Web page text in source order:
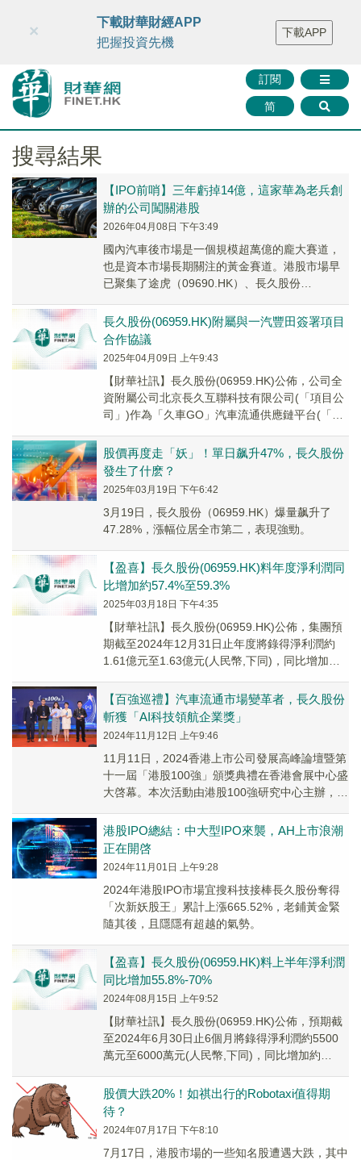
財華智庫網 FINTV FINMETA 財華證券 媒體矩陣
智庫沙龍
聯絡我們
訂閱
简
×
下載財華財經APP
把握投資先機
下載APP
搜尋結果
【IPO前哨】三年虧掉14億，這家華為老兵創
辦的公司闖關港股
2026年04月08日 下午3:49
國內汽車後市場是一個規模超萬億的龐大賽道，
也是資本市場長期關注的黃金賽道。港股市場早
已聚集了途虎（09690.HK）、長久股份
長久股份(06959.HK)附屬與一汽豐田簽署項目
合作協議
2025年04月09日 上午9:43
【財華社訊】長久股份(06959.HK)公佈，公司全
資附屬公司北京長久互聯科技有限公司(「項目公
司」)作為「久車GO」汽車流通供應鏈平台(「久
股價再度走「妖」！單日飙升47%，長久股份
發生了什麽？
2025年03月19日 下午6:42
3月19日，長久股份（06959.HK）爆量飙升了
47.28%，漲幅位居全市第二，表現強勁。
【盈喜】長久股份(06959.HK)料年度淨利潤同
比增加約57.4%至59.3%
2025年03月18日 下午4:35
【財華社訊】長久股份(06959.HK)公佈，集團預
期截至2024年12月31日止年度將錄得淨利潤約
1.61億元至1.63億元(人民幣,下同)，同比增加約
【百強巡禮】汽車流通市場變革者，長久股份
斬獲「AI科技領航企業獎」
2024年11月12日 上午9:46
11月11日，2024香港上市公司發展高峰論壇暨第
十一屆「港股100強」頒獎典禮在香港會展中心盛
大啓幕。本次活動由港股100強研究中心主辦，財
港股IPO總結：中大型IPO來襲，AH上市浪潮
正在開啓
2024年11月01日 上午9:28
2024年港股IPO市場宜搜科技接棒長久股份奪得
「次新妖股王」累計上漲665.52%，老鋪黃金緊
隨其後，且隱隱有超越的氣勢。
【盈喜】長久股份(06959.HK)料上半年淨利潤
同比增加55.8%-70%
2024年08月15日 上午9:52
【財華社訊】長久股份(06959.HK)公佈，預期截
至2024年6月30日止6個月將錄得淨利潤約5500
萬元至6000萬元(人民幣,下同)，同比增加約
股價大跌20%！如祺出行的Robotaxi值得期
待？
2024年07月17日 下午8:10
7月17日，港股市場的一些知名股遭遇大跌，其中